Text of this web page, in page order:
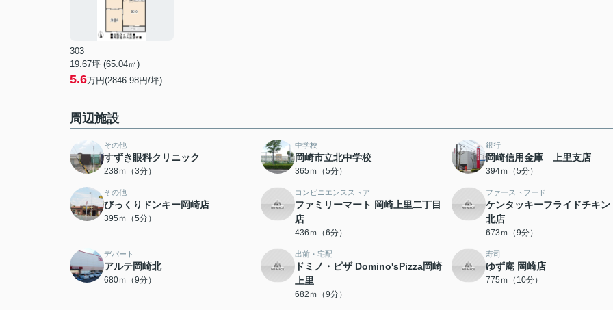
303
19.67坪 (65.04㎡)
5.6万円(2846.98円/坪)
周辺施設
その他
すずき眼科クリニック
238ｍ（3分）
中学校
岡崎市立北中学校
365ｍ（5分）
銀行
岡崎信用金庫 上里支店
394ｍ（5分）
その他
びっくりドンキー岡崎店
395ｍ（5分）
コンビニエンスストア
ファミリーマート 岡崎上里二丁目
店
436ｍ（6分）
ファーストフード
ケンタッキーフライドチキン
北店
673ｍ（9分）
デパート
アルテ岡崎北
680ｍ（9分）
出前・宅配
ドミノ・ピザ Domino'sPizza岡崎
上里
682ｍ（9分）
寿司
ゆず庵 岡崎店
775ｍ（10分）